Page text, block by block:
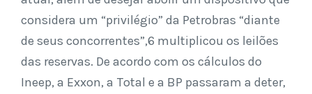
considera um “privilégio” da Petrobras “diante
de seus concorrentes”,6 multiplicou os leilões
das reservas. De acordo com os cálculos do
Ineep, a Exxon, a Total e a BP passaram a deter,